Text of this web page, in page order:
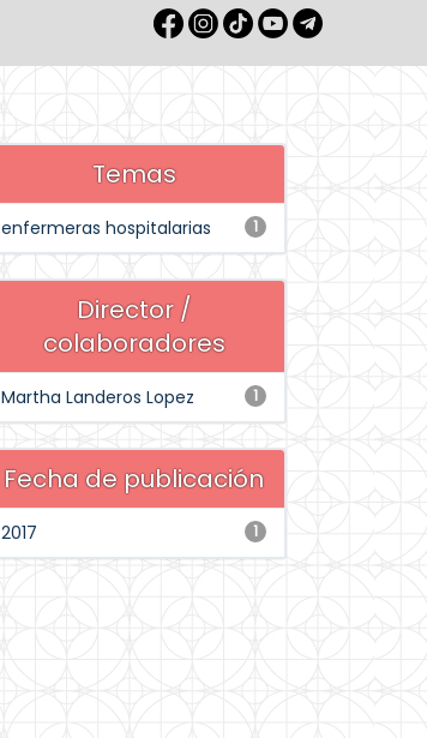
Temas
1
enfermeras hospitalarias
Director /
colaboradores
1
Martha Landeros Lopez
Fecha de publicación
1
2017